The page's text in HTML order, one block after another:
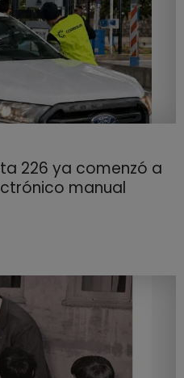
226 ya comenzó a
manual